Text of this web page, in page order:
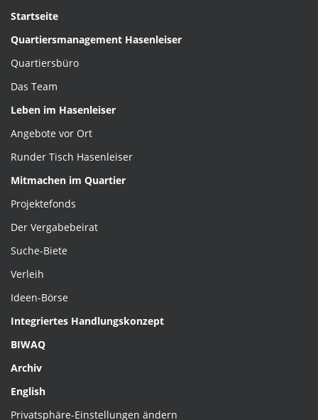
Startseite
Quartiersmanagement Hasenleiser
Quartiersbüro
Das Team
Leben im Hasenleiser
Angebote vor Ort
Runder Tisch Hasenleiser
Mitmachen im Quartier
Projektefonds
Der Vergabebeirat
Suche-Biete
Verleih
Ideen-Börse
Integriertes Handlungskonzept
BIWAQ
Archiv
English
Privatsphäre-Einstellungen ändern